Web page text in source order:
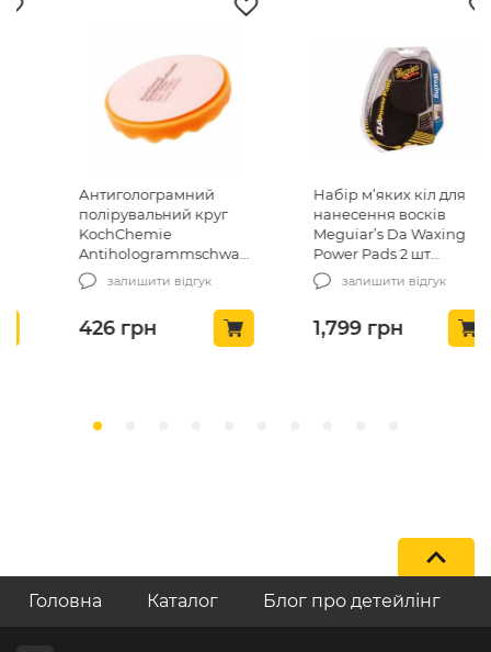
Антиголограмний
полірувальний круг
KochChemie
Antihologrammschwamm
orange gewaffelt 135×25
mm (999289)
залишити відгук
грн
Набір м’яких кіл для
нанесення восків
Meguiar’s Da Waxing
Power Pads 2 шт
(G3509INT)
залишити відгук
1,799грн
Головна Каталог Блог про детейлінг